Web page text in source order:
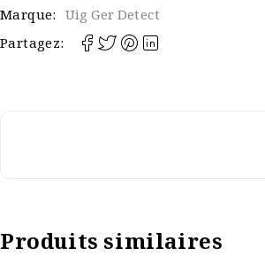
Marque: Uig Ger Detect
Partagez:
Produits similaires